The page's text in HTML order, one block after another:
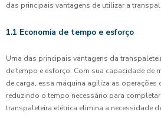
das principais vantagens de utilizar a
1.1 Economia de tempo e esforço
Uma das principais vantagens da
de tempo e esforço. Com sua capacidade de
de carga, essa máquina agiliza as operações
reduzindo o tempo necessário para
transpaleteira elétrica elimina a necessidade